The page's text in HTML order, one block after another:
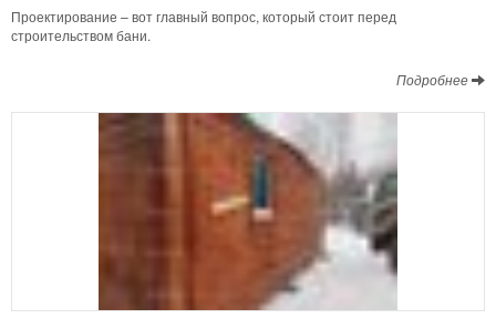
Проектирование – вот главный вопрос, который стоит перед
строительством бани.
Подробнее